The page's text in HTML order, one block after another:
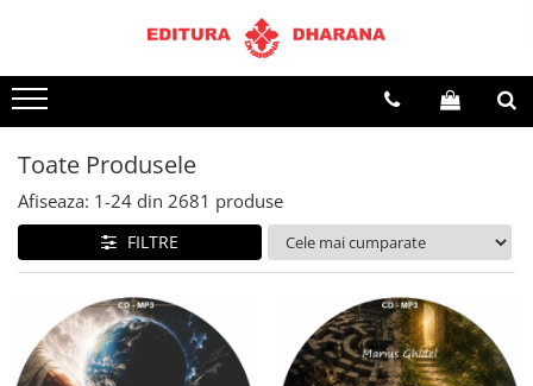
Terapii
Dietoterapie
Toate Produsele
Afiseaza: 1-24 din 2681 produse
FILTRE